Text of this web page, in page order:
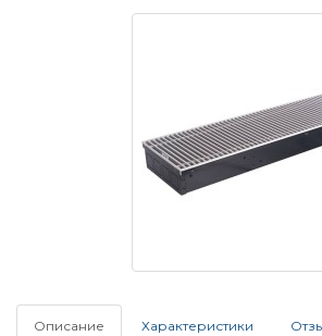
Описание Характеристики